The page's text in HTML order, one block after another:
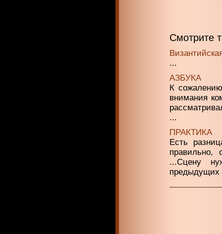
Смотрите
...
АЗБУКА
К
внимания
...
ПРАКТИКА
Есть
...Сцену
предыдущих